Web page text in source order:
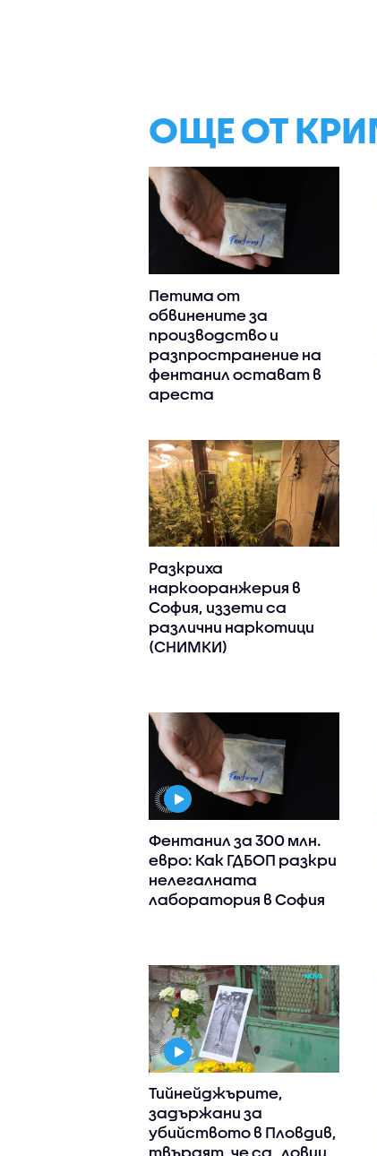
ОЩЕ ОТ
Петима от
обвинените за
производство и
разпространение на
фентанил остават в
ареста
Разкриха
наркооранжерия в
София, иззети са
различни наркотици
(СНИМКИ)
Фентанил за 300 млн.
евро: Как ГДБОП разкри
нелегалната
лаборатория в София
Тийнейджърите,
задържани за
убийството в Пловдив,
твърдят, че са „ловци